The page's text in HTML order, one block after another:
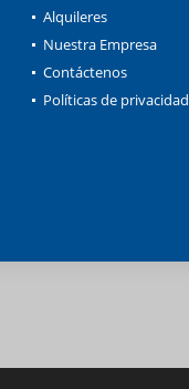
Alquileres
Nuestra Empresa
Contáctenos
Políticas de privacidad